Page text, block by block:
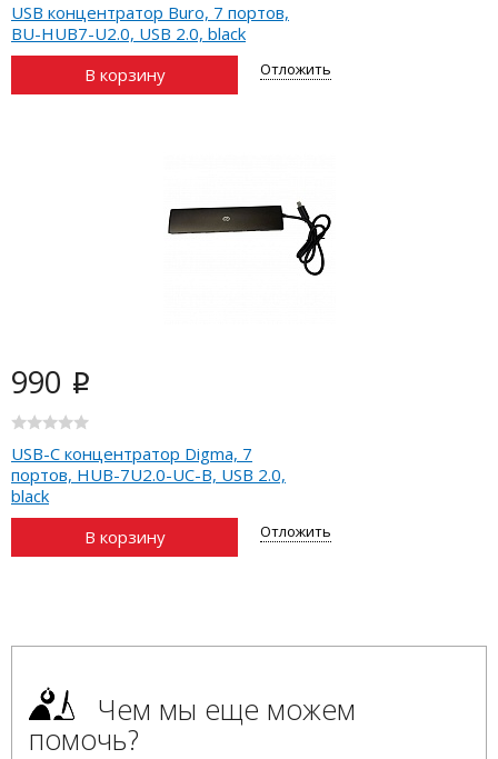
USB концентратор Buro, 7 портов,
BU-HUB7-U2.0, USB 2.0, black
В корзину
Отложить
990 i
USB-C концентратор Digma, 7
портов, HUB-7U2.0-UC-B, USB 2.0,
black
В корзину
Отложить
Чем мы еще можем
помочь?